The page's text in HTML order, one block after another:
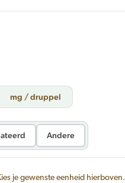
mg / druppel
Andere
je gewenste eenheid hierboven.